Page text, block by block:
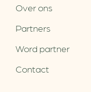
Over ons
Partners
Word partner
Contact